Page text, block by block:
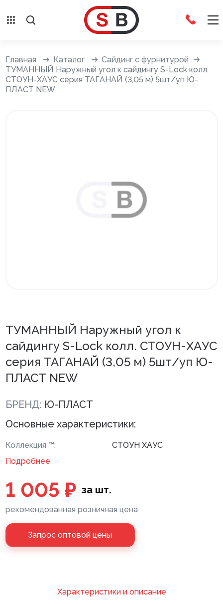
Сайдинг с фурнитурой
Листовые панели
Подоконники с комплектующими
Напольные покрытия ПВХ
Напольные покрытия ХДФ
Плинтус напольный с фурнитурой
Подложка
Керамическая плитка
Клей монтажный
Панели МДФ
Главная Каталог
Сайдинг с фурнитурой
ТУМАННЫЙ Наружный угол к сайдингу S-Lock колл.
СТОУН-ХАУС серия ТАГАНАЙ (3,05 м) 5шт/уп Ю-
ПЛАСТ NEW
ТУМАННЫЙ Наружный угол к
сайдингу S-Lock колл. СТОУН-ХАУС
серия ТАГАНАЙ (3,05 м) 5шт/уп Ю-
ПЛАСТ NEW
БРЕНД: Ю-ПЛАСТ
Основные характеристики:
Коллекция ™:
СТОУН ХАУС
Подробнее
1 005 ₽ за шт.
рекомендованная розничная цена
Запрос оптовой цены
Xарактеристики и описание